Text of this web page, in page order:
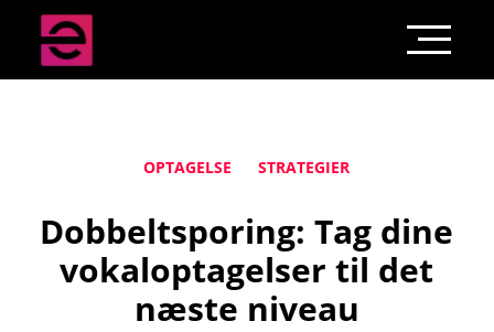
OPTAGELSE STRATEGIER
Dobbeltsporing: Tag dine
vokaloptagelser til det
næste niveau